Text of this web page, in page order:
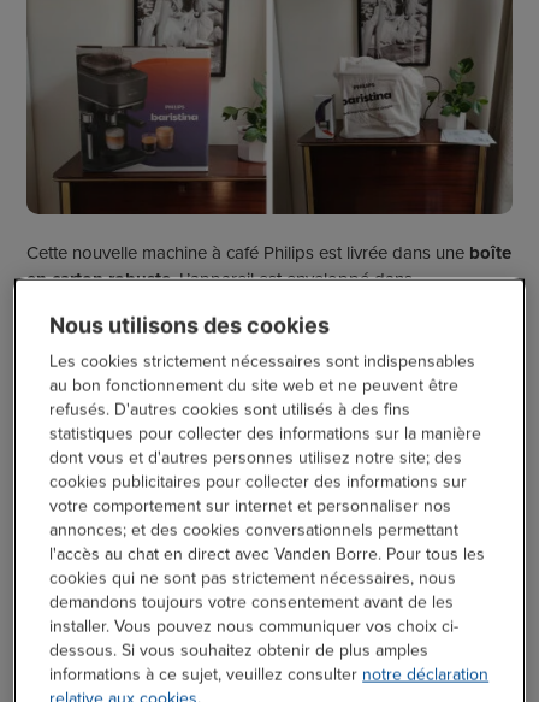
Cette nouvelle machine à café Philips est livrée dans une boîte
en carton robuste. L’appareil est enveloppé dans
blesser les doigts. L’emballage comporte également un guide
de démarrage rapide et unQR codedonnant accès
plusd’informations sur la mise en route.
Nous utilisons des cookies
Les cookies strictement nécessaires sont indispensables
au bon fonctionnement du site web et ne peuvent être
refusés. D'autres cookies sont utilisés à des fins
statistiques pour collecter des informations sur la manière
dont vous et d'autres personnes utilisez notre site; des
cookies publicitaires pour collecter des informations sur
votre comportement sur internet et personnaliser nos
annonces; et des cookies conversationnels permettant
l'accès au chat en direct avec Vanden Borre. Pour tous les
cookies qui ne sont pas strictement nécessaires, nous
demandons toujours votre consentement avant de les
installer. Vous pouvez nous communiquer vos choix ci-
dessous. Si vous souhaitez obtenir de plus amples
informations à ce sujet, veuillez consulternotre déclaration